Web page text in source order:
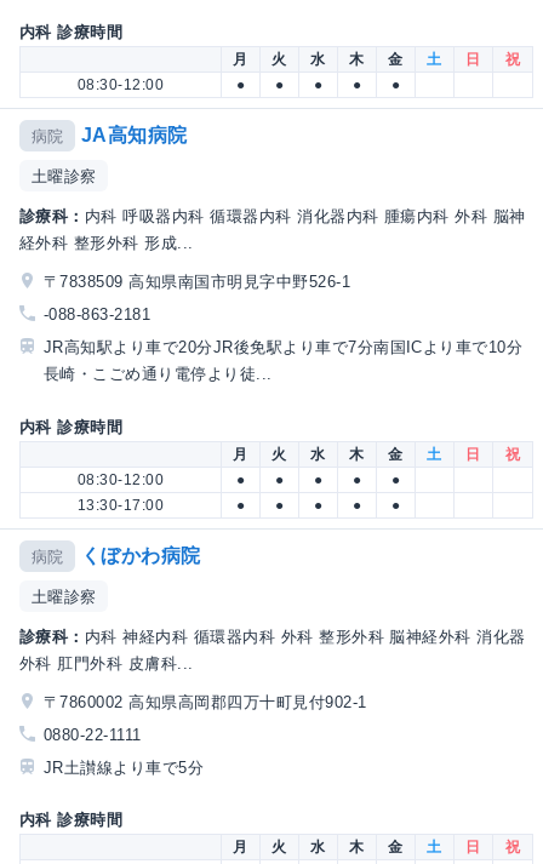
内科 診療時間
月 火 水 木 金 土 日
祝
08:30-12:00
● ● ● ● ●
病院 JA高知病院
土曜診察
診療科： 内科 呼吸器内科 循環器内科 消化器内科 腫瘍内科 外科 脳神
経外科 整形外科 形成...
〒7838509 高知県南国市明見字中野526-1
-088-863-2181
JR高知駅より車で20分JR後免駅より車で7分南国ICより車で10分
長崎・こごめ通り電停より徒...
内科 診療時間
月 火 水 木 金 土 日
祝
08:30-12:00
● ● ● ●
●
13:30-17:00
● ● ● ● ●
病院 くぼかわ病院
土曜診察
診療科： 内科 神経内科 循環器内科 外科 整形外科 脳神経外科 消化器
外科 肛門外科 皮膚科...
〒7860002 高知県高岡郡四万十町見付902-1
0880-22-1111
JR土讃線より車で5分
内科 診療時間
月 火 水 木 金 土 日 祝